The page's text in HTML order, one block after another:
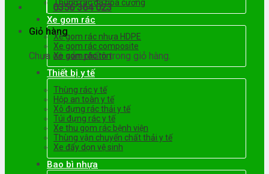
0356 364 023
Giỏ hàng
Chưa có sản phẩm trong giỏ hàng.
Thùng rác đá hoa cương
Xe gom rác
Xe gom rác nhựa HDPE
Xe gom rác composite
Xe gom rác tôn
Thiết bị y tế
Thùng rác y tế
Hộp an toàn y tế
Xô đựng rác thải y tế
Túi đựng rác y tế
Xe thu gom rác bệnh viện
Thùng vận chuyển chất thải y tế
Xe đẩy dọn vệ sinh
Bao bì nhựa